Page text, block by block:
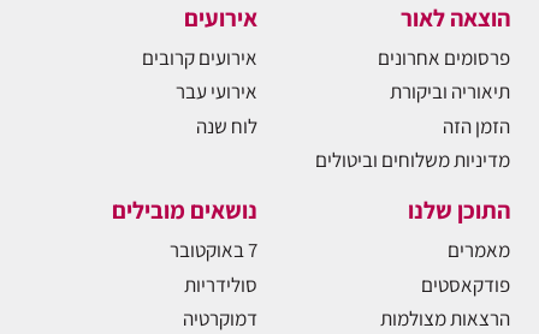
הוצאה לאור
פרסומים אחרונים
תיאוריה וביקורת
הזמן הזה
מדיניות משלוחים וביטולים
אירועים
אירועים קרובים
אירועי עבר
לוח שנה
התוכן שלנו
מאמרים
פודקאסטים
הרצאות מצולמות
נושאים מובילים
7 באוקטובר
סולידריות
דמוקרטיה